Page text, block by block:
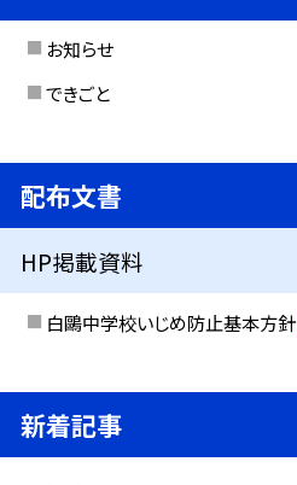
お知らせ
できごと
配布文書
HP掲載資料
白鷗中学校いじめ防止基本方針
新着記事